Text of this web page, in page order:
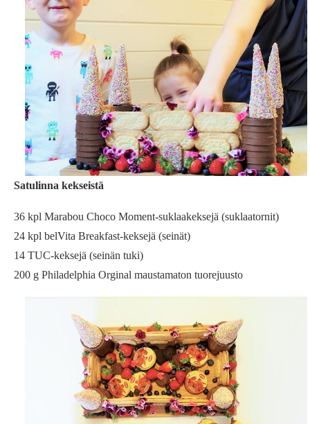
Satulinna kekseistä
36 kpl Marabou Choco Moment-suklaakeksejä (suklaatornit)
24 kpl belVita Breakfast-keksejä (seinät)
14 TUC-keksejä (seinän tuki)
200 g Philadelphia Orginal maustamaton tuorejuusto